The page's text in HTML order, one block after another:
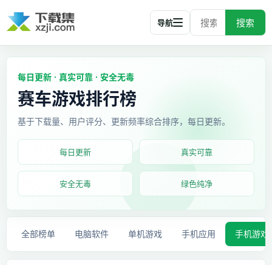
搜索
导航
每日更新 · 真实可靠 · 安全无毒
赛车游戏排行榜
基于下载量、用户评分、更新频率综合排序，每日更新。
每日更新 真实可靠
安全无毒 绿色纯净
全部榜单 电脑软件 单机游戏 手机应用 手机游戏